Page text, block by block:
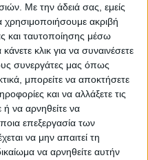
Με την άδειά σας, εμείς
χρησιμοποιήσουμε ακριβή
και ταυτοποίησης μέσω
κλικ για να συναινέσετε
συνεργάτες μας όπως
μπορείτε να αποκτήσετε
και να αλλάξετε τις
ή να αρνηθείτε να
επεξεργασία των
να μην απαιτεί τη
να αρνηθείτε αυτήν
με τοσκληρό σιτάριμε
αλώνια να μην
και τους παράγοντες της
ζημίες σε Ιταλία, Γαλλία
η ζήτηση μέσα στους
στα βασικά αυτά